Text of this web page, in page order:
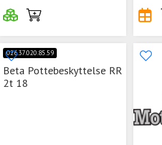
026.37.020.85.59
Beta Pottebeskyttelse RR
2t 18